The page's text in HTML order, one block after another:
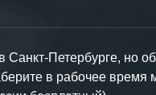
Петербурге, но
в рабочее время